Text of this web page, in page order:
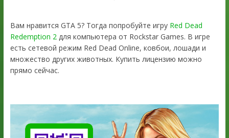
Вам нравится GTA 5? Тогда попробуйте игру Red Dead
Redemption 2для компьютера от Rockstar Games. В игре
есть сетевой режим Red Dead Online, ковбои, лошади и
множество других животных. Купить лицензию можно
прямо сейчас.